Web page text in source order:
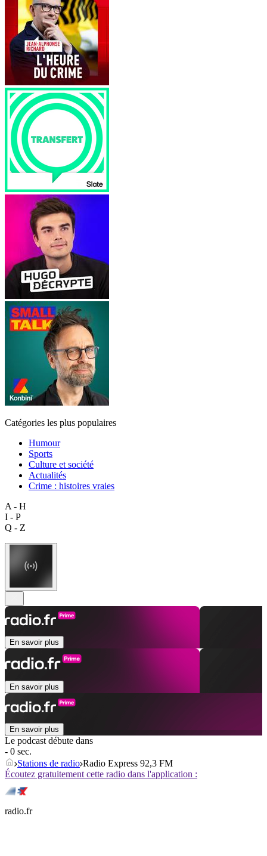
Catégories les plus populaires
Humour
Sports
Culture et société
Actualités
Crime : histoires vraies
A - H
I - P
Q - Z
En savoir plus
En savoir plus
En savoir plus
Le podcast débute dans
- 0 sec.
Stations de radio Radio Express 92,3 FM
Écoutez gratuitement cette radio dans l'application :
radio.fr